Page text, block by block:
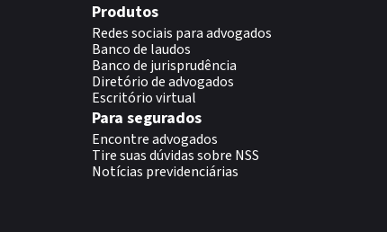
Produtos
Redes sociais para advogados
Banco de laudos
Banco de jurisprudência
Diretório de advogados
Escritório virtual
Para segurados
Encontre advogados
Tire suas dúvidas sobre NSS
Notícias previdenciárias